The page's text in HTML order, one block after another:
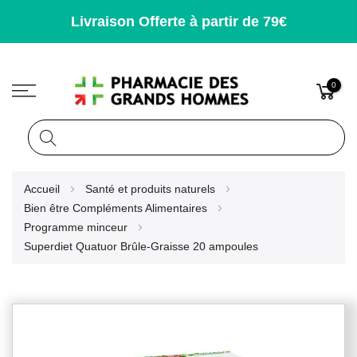
Livraison Offerte à partir de 79€
0
Accueil
Santé et produits naturels
Bien être Compléments Alimentaires
Programme minceur
Superdiet Quatuor Brûle-Graisse 20 ampoules